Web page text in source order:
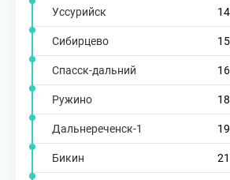
Уссурийск
Сибирцево
Спасск-дальний
Ружино
Дальнереченск-1
Бикин